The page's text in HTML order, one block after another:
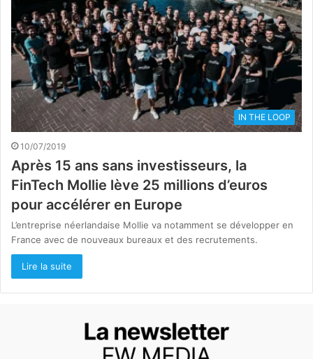
IN THE LOOP
10/07/2019
Après 15 ans sans investisseurs, la
FinTech Mollie lève 25 millions d’euros
pour accélérer en Europe
L’entreprise néerlandaise Mollie va notamment se développer en
France avec de nouveaux bureaux et des recrutements.
Lire la suite